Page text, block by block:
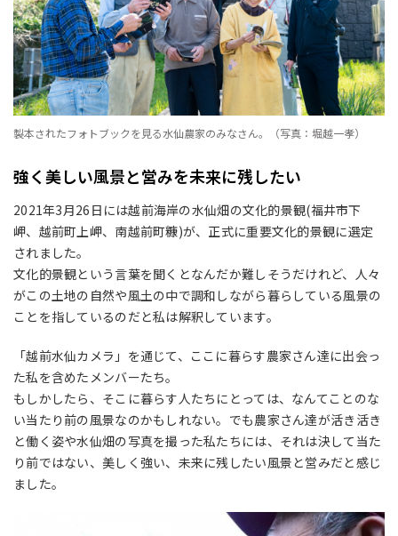
製本されたフォトブックを見る水仙農家のみなさん。（写真：堀越一孝）
強く美しい風景と営みを未来に残したい
2021年3月26日には越前海岸の水仙畑の文化的景観(福井市下
岬、越前町上岬、南越前町糠)が、正式に重要文化的景観に選定
されました。
文化的景観という言葉を聞くとなんだか難しそうだけれど、人々
がこの土地の自然や風土の中で調和しながら暮らしている風景の
ことを指しているのだと私は解釈しています。
「越前水仙カメラ」を通じて、ここに暮らす農家さん達に出会っ
た私を含めたメンバーたち。
もしかしたら、そこに暮らす人たちにとっては、なんてことのな
い当たり前の風景なのかもしれない。でも農家さん達が活き活き
と働く姿や水仙畑の写真を撮った私たちには、それは決して当た
り前ではない、美しく強い、未来に残したい風景と営みだと感じ
ました。